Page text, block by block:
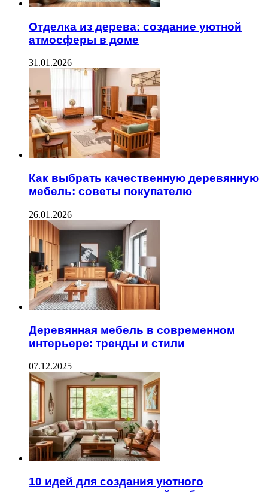
Отделка из дерева: создание уютной
атмосферы в доме
31.01.2026
Как выбрать качественную деревянную
мебель: советы покупателю
26.01.2026
Деревянная мебель в современном
интерьере: тренды и стили
07.12.2025
10 идей для создания уютного